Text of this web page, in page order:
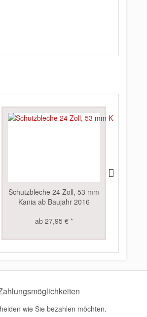
Schutzbleche 24 Zoll, 53 mm
Kania ab Baujahr 2016
ab 27,95 € *
wie Sie bezahlen möchten.